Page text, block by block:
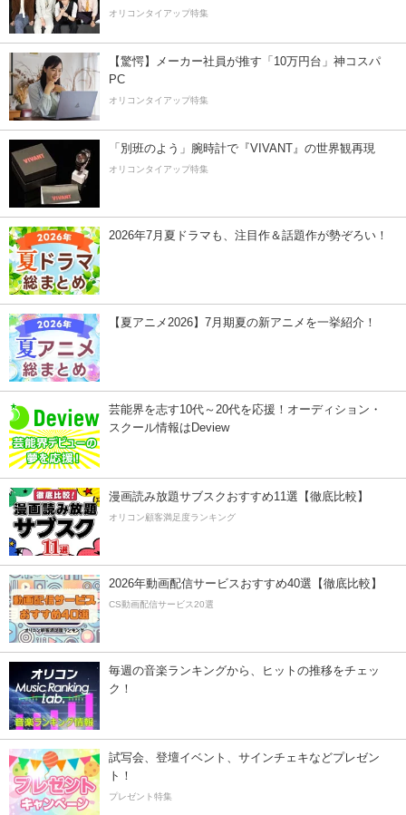
オリコンタイアップ特集
【驚愕】メーカー社員が推す「10万円台」神コスパ
PC
オリコンタイアップ特集
「別班のよう」腕時計で『VIVANT』の世界観再現
オリコンタイアップ特集
2026年7月夏ドラマも、注目作＆話題作が勢ぞろい！
【夏アニメ2026】7月期夏の新アニメを一挙紹介！
芸能界を志す10代～20代を応援！オーディション・
スクール情報はDeview
漫画読み放題サブスクおすすめ11選【徹底比較】
オリコン顧客満足度ランキング
2026年動画配信サービスおすすめ40選【徹底比較】
CS動画配信サービス20選
毎週の音楽ランキングから、ヒットの推移をチェッ
ク！
試写会、登壇イベント、サインチェキなどプレゼン
ト！
プレゼント特集